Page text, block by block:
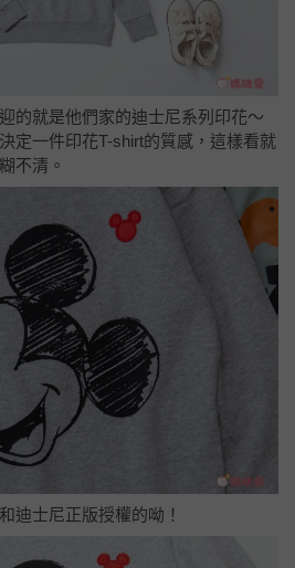
的就是他們家的迪士尼系列印花～
定一件印花T-shirt的質感，這樣看就
不清。
迪士尼正版授權的呦！